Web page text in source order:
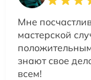
Мне
мастерской
знают свое
всем!